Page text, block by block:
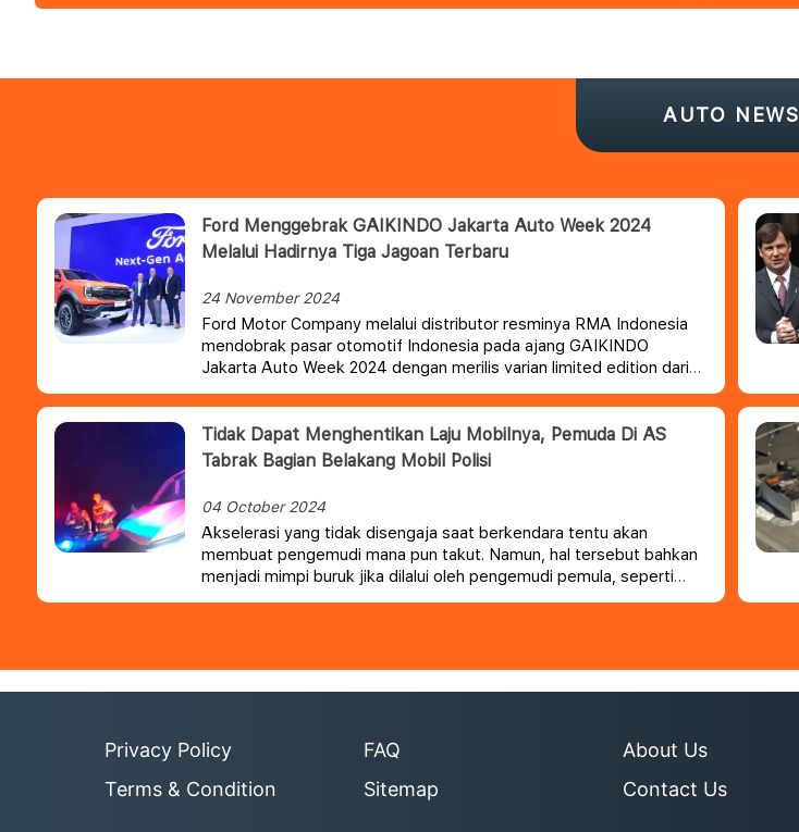
AUTO NEWS
Ford Menggebrak GAIKINDO Jakarta Auto Week 2024
Melalui Hadirnya Tiga Jagoan Terbaru
24 November 2024
Ford Motor Company melalui distributor resminya RMA Indonesia
mendobrak pasar otomotif Indonesia pada ajang GAIKINDO
Jakarta Auto Week 2024 dengan merilis varian limited edition dari
dua mobil andalan, Next-Gen Ford Everest, Next-Gen Ford Ranger
Wildtrak, serta hadirnya double cabin terbaru bagi pecinta offroad,
Next-Gen Ford Ranger Raptor 3.0.Berbekal berbagai teknologi dan
fitur terkini, tiga kendaraan ini dapat menjadi jawaban bagi pecinta
otomotif Indonesia yang menginginkan mobil tangguh, serta desain
yang modern dan gagah.
Tidak Dapat Menghentikan Laju Mobilnya, Pemuda Di AS
Tabrak Bagian Belakang Mobil Polisi
04 October 2024
Akselerasi yang tidak disengaja saat berkendara tentu akan
membuat pengemudi mana pun takut. Namun, hal tersebut bahkan
menjadi mimpi buruk jika dilalui oleh pengemudi pemula, seperti
Sam Dutcher yang berusia 18 tahun, saat Honda Pilot-nya tiba-tiba
Privacy Policy
Terms & Condition
FAQ
Sitemap
About Us
Contact Us